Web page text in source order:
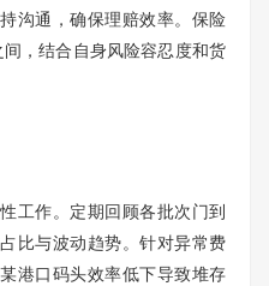
沟通，确保理赔效率。保险
，结合自身风险容忍度和货
作。定期回顾各批次门到
比与波动趋势。针对异常费
港口码头效率低下导致堆存